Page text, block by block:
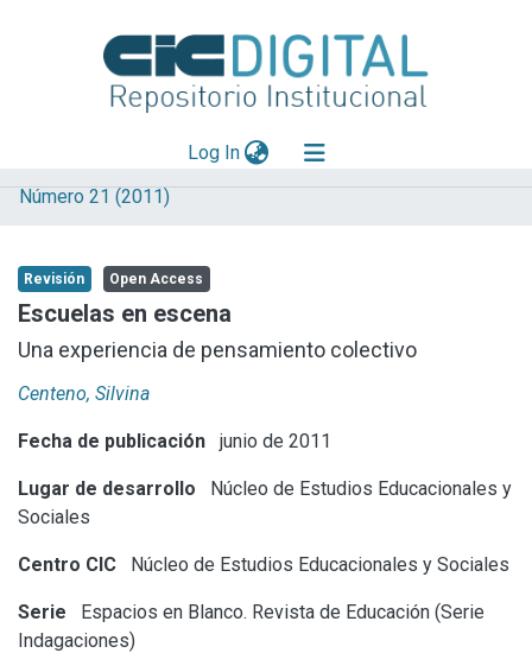
Log In(current)
Explorar
Aportar material
Statistics
Número 21 (2011)
Revisión Open Access
Escuelas en escena
Una experiencia de pensamiento colectivo
Centeno, Silvina
Fecha de publicación junio de 2011
Lugar de desarrollo
Núcleo de Estudios Educacionales y
Sociales
Centro CIC Núcleo de Estudios Educacionales y Sociales
Serie
Espacios en Blanco. Revista de Educación (Serie
Indagaciones)